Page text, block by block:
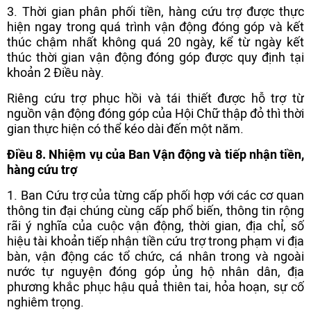
3. Thời gian phân phối tiền, hàng cứu trợ được thực
hiện ngay trong quá trình vận động đóng góp và kết
thúc chậm nhất không quá 20 ngày, kể từ ngày kết
thúc thời gian vận động đóng góp được quy định tại
khoản 2 Điều này.
Riêng cứu trợ phục hồi và tái thiết được hỗ trợ từ
nguồn vận động đóng góp của Hội Chữ thập đỏ thì thời
gian thực hiện có thể kéo dài đến một năm.
Điều 8. Nhiệm vụ của Ban Vận động và tiếp nhận tiền,
hàng cứu trợ
1. Ban Cứu trợ của từng cấp phối hợp với các cơ quan
thông tin đại chúng cùng cấp phổ biến, thông tin rộng
rãi ý nghĩa của cuộc vận động, thời gian, địa chỉ, số
hiệu tài khoản tiếp nhận tiền cứu trợ trong phạm vi địa
bàn, vận động các tổ chức, cá nhân trong và ngoài
nước tự nguyện đóng góp ủng hộ nhân dân, địa
phương khắc phục hậu quả thiên tai, hỏa hoạn, sự cố
nghiêm trọng.